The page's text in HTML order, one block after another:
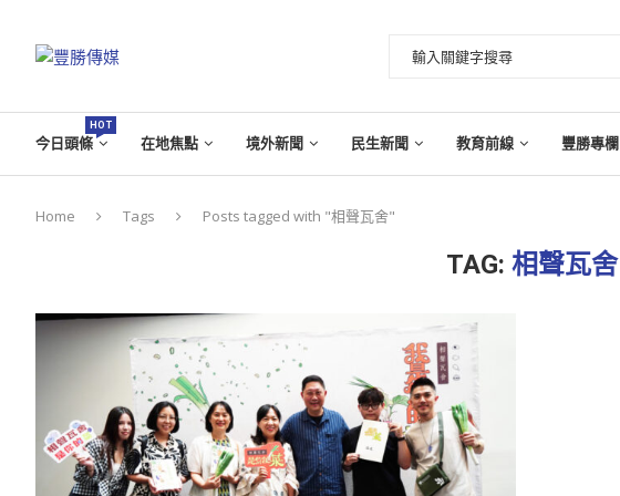
今日頭條
HOT
在地焦點 境外新聞 民生新聞 教育前線 豐勝專欄
Home Tags Posts tagged with "相聲瓦舍"
TAG:相聲瓦舍